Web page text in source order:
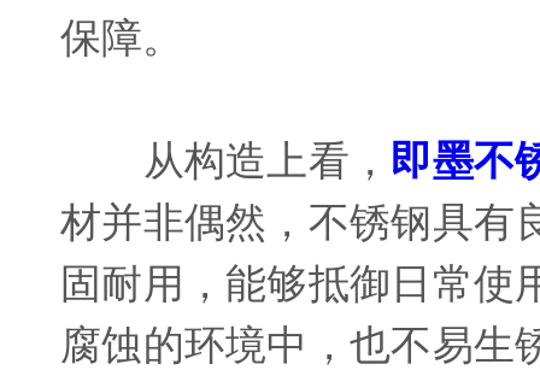
保障。
从构造上看， 即墨不
材并非偶然，不锈钢具有
固耐用，能够抵御日常使
腐蚀的环境中，也不易生